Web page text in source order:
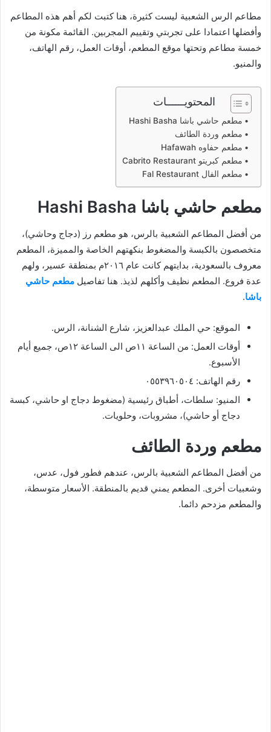
مطاعم الرس الشعبية ليست كثيرة، هنا كتبت لكم أهم هذه المطاعم
وأفضلها اعتمادا على تجربتي وتقييم المجربين. القائمة مكونة من
خمسة مطاعم وتحتها موقع المطعم، أوقات العمل، رقم الهاتف،
والمنيو.
المحتويــــــات
مطعم حاشي باشا Hashi Basha
مطعم وردة الطائف
مطعم حفاوه Hafawah
مطعم كبريتو Cabrito Restaurant
مطعم الفال Fal Restaurant
مطعم حاشي باشا Hashi Basha
من أفضل المطاعم الشعبية بالرس، هو مطعم رز (دجاج وحاشي)،
متخصصون بالكبسة والمضغوط بنكهتهم الخاصة والمميزة، المطعم
معروف بالسعودية، بدايتهم كانت عام ٢٠١٦م بمنطقة عسير، ولهم
عدة فروع. المطعم نظيف وأكلهم لذيذ. هنا تفاصيل مطعم حاشي
باشا.
الموقع: حي الملك عبدالعزيز، شارع الشنانة، الرس.
أوقات العمل: من الساعة ١١ص الى الساعة ١٢ص، جميع أيام
الأسبوع.
رقم الهاتف: ٠٥٥٣٩٦٠٥٠٤
المنيو: سلطات، أطباق رئيسية (مضغوط دجاج او حاشي، كبسة
دجاج أو حاشي)، مشروبات، وحلويات.
مطعم وردة الطائف
من أفضل المطاعم الشعبية بالرس، عندهم فطور فول، عدس،
وشعبيات أخرى. المطعم يمني قديم بالمنطقة. الأسعار متوسطة،
والمطعم مزدحم دائما.